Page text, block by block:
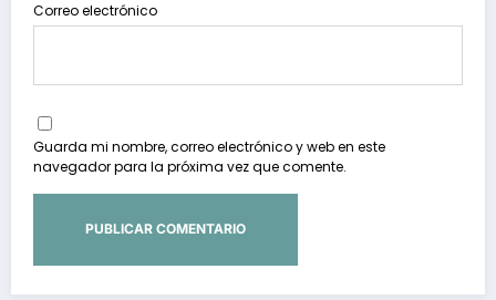
Correo electrónico
Guarda mi nombre, correo electrónico y web en este
navegador para la próxima vez que comente.